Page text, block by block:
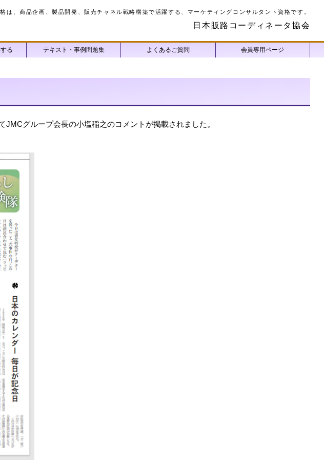
、商品企画、製品開発、販売チャネル戦略構築で活躍する、マーケティングコンサルタント資格です。
日本販路コーディネータ協会
る テキスト・事例問題集 よくあるご質問 会員専用ページ
グループ会長の小塩稲之のコメントが掲載されました。